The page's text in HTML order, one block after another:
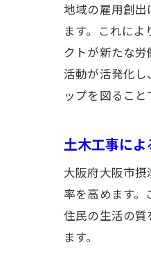
地域の雇用創
ます。これに
クトが新たな
活動が活発化
ップを図るこ
土木工事に
大阪府大阪市
率を高めます
住民の生活の
ます。